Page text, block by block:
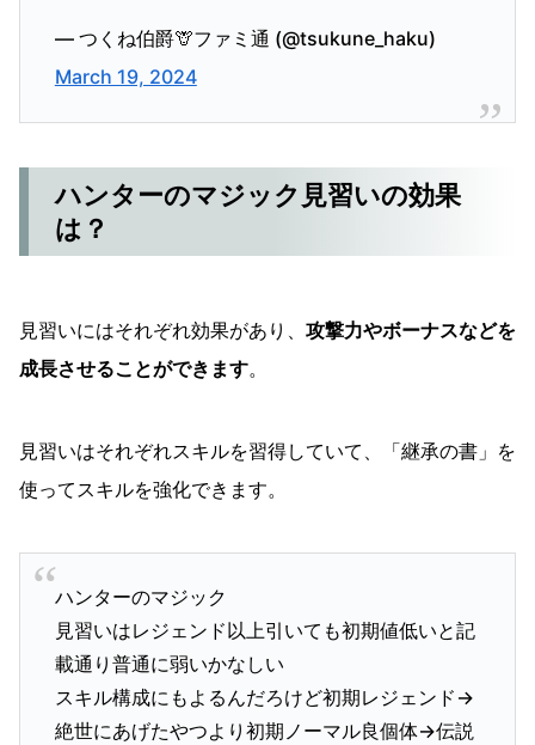
— つくね伯爵🦒ファミ通 (@tsukune_haku)
March 19, 2024
ハンターのマジック見習いの効果
は？
見習いにはそれぞれ効果があり、 攻撃力やボーナスなどを
成長させることができます。
見習いはそれぞれスキルを習得していて、「継承の書」を
使ってスキルを強化できます。
ハンターのマジック
見習いはレジェンド以上引いても初期値低いと記
載通り普通に弱いかなしい
スキル構成にもよるんだろけど初期レジェンド→
絶世にあげたやつより初期ノーマル良個体→伝説